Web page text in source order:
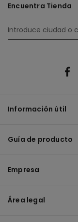
Encuentra Tienda
Información útil
Guía de producto
Empresa
Área legal